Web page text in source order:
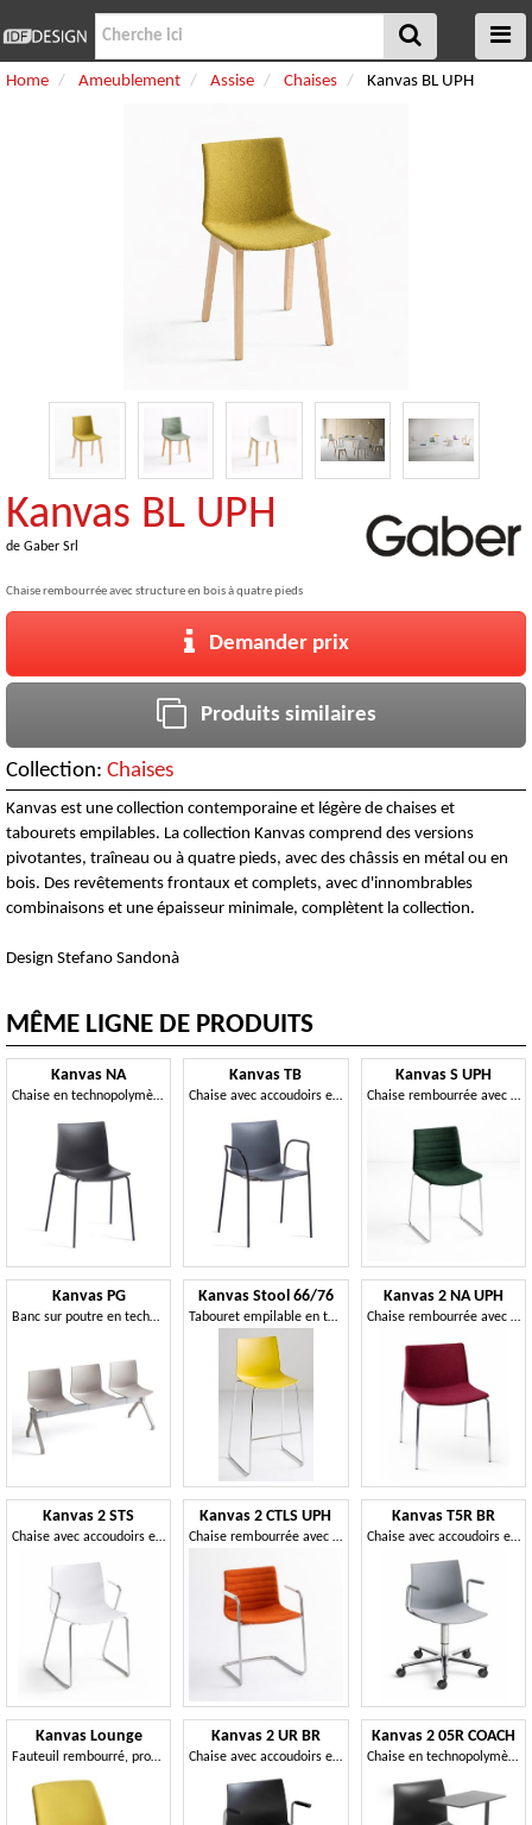
Home Ameublement Assise Chaises Kanvas BL UPH
Kanvas BL UPH
de Gaber Srl
Chaise rembourrée avec structure en bois à quatre pieds
Demander prix
Produits similaires
Collection: Chaises
Kanvas est une collection contemporaine et légère de chaises et
tabourets empilables. La collection Kanvas comprend des versions
pivotantes, traîneau ou à quatre pieds, avec des châssis en métal ou en
bois. Des revêtements frontaux et complets, avec d'innombrables
combinaisons et une épaisseur minimale, complètent la collection.
Design Stefano Sandonà
MÊME LIGNE DE PRODUITS
Kanvas NA
Chaise en technopolymère avec structure en métal à quatre pieds
Kanvas TB
Chaise avec accoudoirs en technopolymère et structure en métal à quatre pieds
Kanvas S UPH
Chaise rembourrée avec structure luge en fil métallique
Kanvas PG
Banc sur poutre en technopolymère
Kanvas Stool 66/76
Tabouret empilable en technopolymère ou tapissé, disponible en deux hauteurs
Kanvas 2 NA UPH
Chaise rembourrée avec structure en métal à quatre pieds
Kanvas 2 STS
Chaise avec accoudoirs en technopolymère et structure luge en métal
Kanvas 2 CTLS UPH
Chaise rembourrée avec structure en métal cantilever
Kanvas T5R BR
Chaise avec accoudoirs en technopolymère et base pivotante sur roulettes
Kanvas Lounge
Fauteuil rembourré, proposé avec différentes solutions de piètement
Kanvas 2 UR BR
Chaise avec accoudoirs en technopolymère et base pivotante sur roulettes
Kanvas 2 05R COACH
Chaise en technopolymère avec tablette écritoire et base pivotante sur roulettes